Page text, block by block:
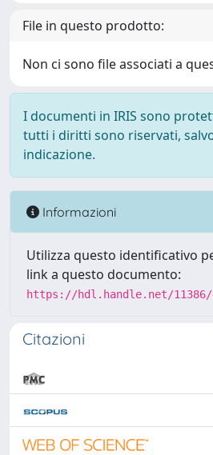
File in questo prodotto:
Non ci sono file associati a
I documenti in IRIS sono
tutti i diritti sono riservati,
indicazione.
Informazioni
Utilizza questo identificativo
link a questo documento:
https://hdl.handle.net/11386/
Citazioni